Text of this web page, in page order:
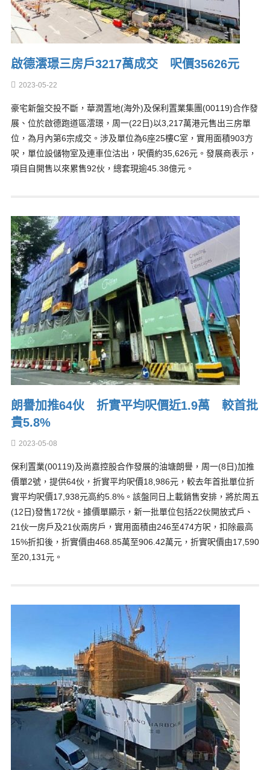
啟德澐璟三房戶3217萬成交 呎價35626元
2023-05-22
豪宅新盤交投不斷，華潤置地(海外)及保利置業集團(00119)合作發
展、位於啟德跑道區澐璟，周一(22日)以3,217萬港元售出三房單
位，為月內第6宗成交。涉及單位為6座25樓C室，實用面積903方
呎，單位設儲物室及連車位沽出，呎價約35,626元。發展商表示，
項目自開售以來累售92伙，總套現逾45.38億元。
朗譽加推64伙 折實平均呎價近1.9萬 較首批
貴5.8%
2023-05-08
保利置業(00119)及尚嘉控股合作發展的油塘朗譽，周一(8日)加推
價單2號，提供64伙，折實平均呎價18,986元，較去年首批單位折
實平均呎價17,938元高約5.8%。該盤同日上載銷售安排，將於周五
(12日)發售172伙。據價單顯示，新一批單位包括22伙開放式戶、
21伙一房戶及21伙兩房戶，實用面積由246至474方呎，扣除最高
15%折扣後，折實價由468.85萬至906.42萬元，折實呎價由17,590
至20,131元。